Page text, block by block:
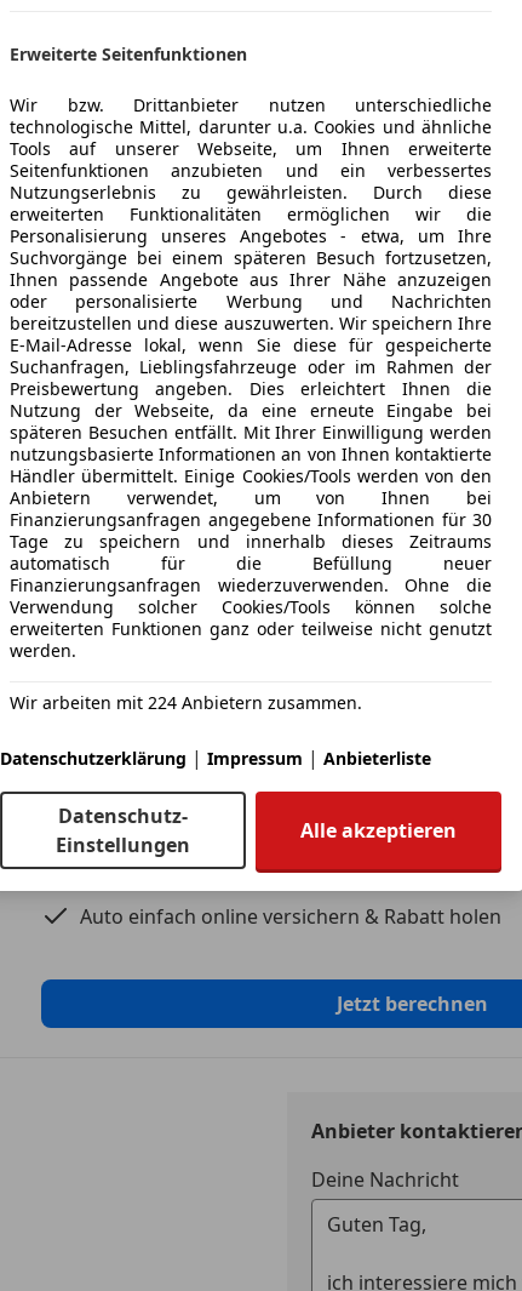
Sitzheizung
Start/Stop-
teilb.
Tempomat
Unterhaltung/Media
Android
Apple
Bluetooth
DAB-Radio
Radio
USB
Sicherheit
ABS
ESP
Isofix
Kopfairbag
LED-
Tagfahrlicht
Autonomer Notbrems-Assistent mit
Fernlichtassistent
Spurhalteassistent
Getriebe 6-Gang - Doppelkupplungsgetriebe (DTC)
Heckklappe elektrisch (öffnen und schliessen,
Induktionsladeschale für Smartphone
Info-Center mit 10,25" Display
Innenspiegel mit Abblendautomatik
Keyless-Entry & Go
Klimaautomatik 2-Zonen
18" LM-Felgen
Matrix-LED-Scheinwerfer
Motor 1,2 Ltr. - 100 kW (System: 107 kW) Mild-Hybrid
Nebelscheinwerfer
Parkpilot vorn und hinten
Rückfahrkamera
Smartphone kabellose Schnittstelle (Apple CarPlay &
Traction-Control-System (Selec-Terrain)
Verglasung hinten abgedunkelt
Winter-Paket mit Sitz- und Lenkradheizung
Mehr anzeigen
Mehr anzeigen
Kfz-Versicherung
Versicherungsschutz an Ihre Bedürfnisse
Freischaden-Gutschein ab Stufe 0
Auto einfach online versichern & Rabatt holen
Jetzt berechnen
Anbieter
Deine Nachricht
Erweiterte Seitenfunktionen
Wir bzw. Drittanbieter nutzen unterschiedliche
technologische Mittel, darunter u.a. Cookies und ähnliche
Tools auf unserer Webseite, um Ihnen erweiterte
Seitenfunktionen anzubieten und ein verbessertes
Nutzungserlebnis zu gewährleisten. Durch diese
erweiterten Funktionalitäten ermöglichen wir die
Personalisierung unseres Angebotes - etwa, um Ihre
Suchvorgänge bei einem späteren Besuch fortzusetzen,
Ihnen passende Angebote aus Ihrer Nähe anzuzeigen
oder personalisierte Werbung und Nachrichten
bereitzustellen und diese auszuwerten. Wir speichern Ihre
E-Mail-Adresse lokal, wenn Sie diese für gespeicherte
Suchanfragen, Lieblingsfahrzeuge oder im Rahmen der
Preisbewertung angeben. Dies erleichtert Ihnen die
Nutzung der Webseite, da eine erneute Eingabe bei
späteren Besuchen entfällt. Mit Ihrer Einwilligung werden
nutzungsbasierte Informationen an von Ihnen kontaktierte
Händler übermittelt. Einige Cookies/Tools werden von den
Anbietern verwendet, um von Ihnen bei
Finanzierungsanfragen angegebene Informationen für 30
Tage zu speichern und innerhalb dieses Zeitraums
automatisch für die Befüllung neuer
Finanzierungsanfragen wiederzuverwenden. Ohne die
Verwendung solcher Cookies/Tools können solche
erweiterten Funktionen ganz oder teilweise nicht genutzt
werden.
Wir arbeiten mit 224 Anbietern zusammen.
Datenschutzerklärung | Impressum | Anbieterliste
Datenschutz-
Einstellungen
Alle akzeptieren